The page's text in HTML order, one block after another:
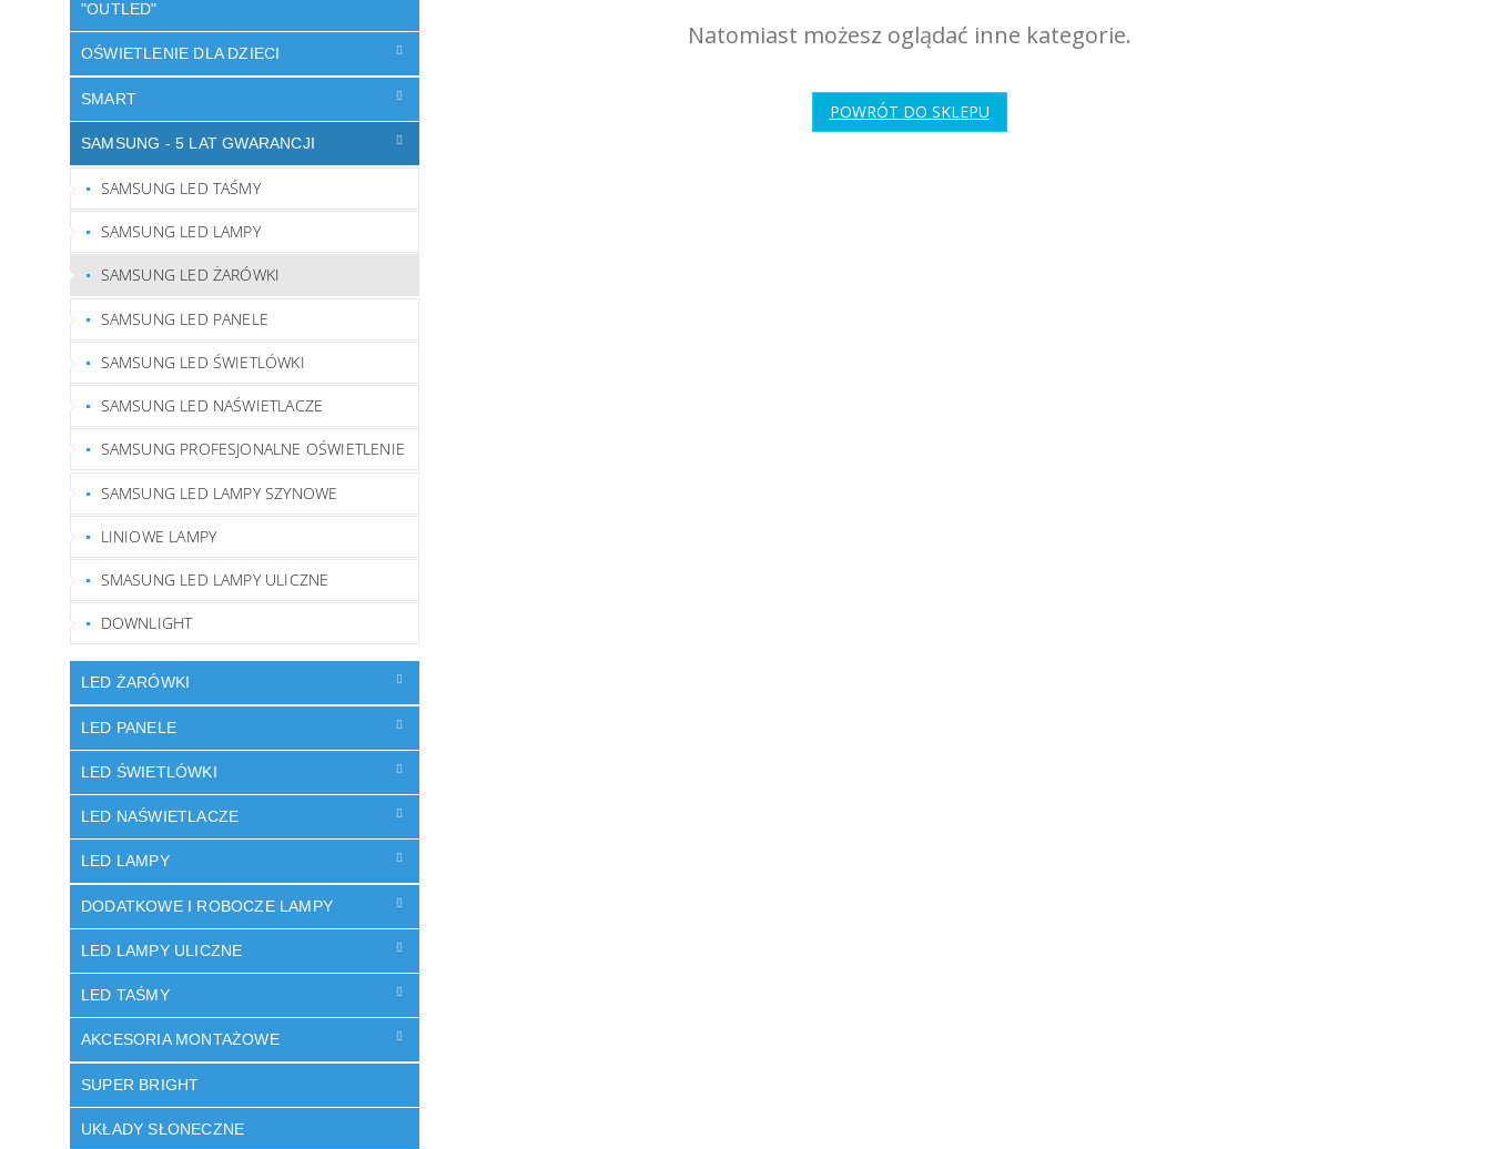
"OUTLED"
OŚWIETLENIE DLA DZIECI
SMART
SAMSUNG - 5 LAT GWARANCJI
SAMSUNG LED TAŚMY
SAMSUNG LED LAMPY
SAMSUNG LED ŻARÓWKI
SAMSUNG LED PANELE
SAMSUNG LED ŚWIETLÓWKI
SAMSUNG LED NAŚWIETLACZE
SAMSUNG PROFESJONALNE OŚWIETLENIE
SAMSUNG LED LAMPY SZYNOWE
LINIOWE LAMPY
SMASUNG LED LAMPY ULICZNE
DOWNLIGHT
LED ŻARÓWKI
LED PANELE
LED ŚWIETLÓWKI
LED NAŚWIETLACZE
LED LAMPY
DODATKOWE I ROBOCZE LAMPY
LED LAMPY ULICZNE
LED TAŚMY
AKCESORIA MONTAŻOWE
SUPER BRIGHT
UKŁADY SŁONECZNE
Natomiast możesz oglądać inne kategorie.
POWRÓT DO SKLEPU